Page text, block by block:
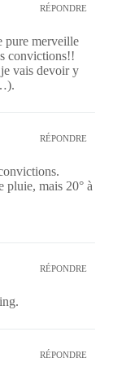
RÉPONDRE
pure merveille
convictions!!
vais devoir y
RÉPONDRE
pluie, mais 20° à
RÉPONDRE
RÉPONDRE